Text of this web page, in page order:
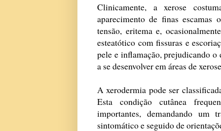
Clinicamente, a xerose
aparecimento de finas escamas
tensão, eritema e,
esteatótico com fissuras e
pele e inflamação, prejudicando o
a se desenvolver em áreas de
A xerodermia pode ser
Esta condição cutânea
importantes, demandando um
sintomático e seguido de